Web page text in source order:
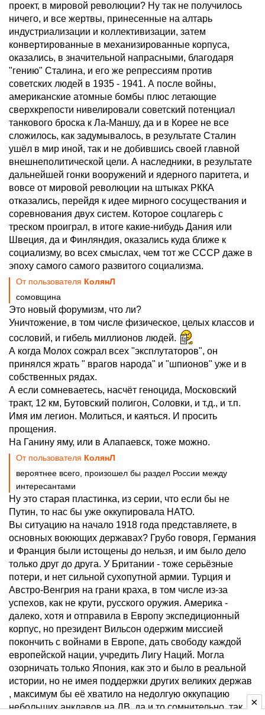
проект, в мировой революции? Ну так не получилось
ничего, и все жертвы, принесенные на алтарь
индустриализации и коллективизации, затем
конвертированные в механизированные корпуса,
оказались, в значительной напрасными, благодаря
"гению" Сталина, и его же репрессиям против
советских людей в 1935 - 1941. А после войны,
американские атомные бомбы плюс летающие
сверхкрепости нивелировали советский потенциал
танкового броска к Ла-Маншу, да и в Корее не все
сложилось, как задумывалось, в результате Сталин
ушёл в мир иной, так и не добившись своей главной
внешнеполитической цели. А наследники, в результате
дальнейшей гонки вооружений и ядерного паритета, и
вовсе от мировой революции на штыках РККА
отказались, перейдя к идее мирного сосуществания и
соревнования двух систем. Которое соцлагерь с
треском проиграл, в итоге какие-нибудь Дания или
Швеция, да и Финляндия, оказались куда ближе к
социализму, во всех смыслах, чем тот же СССР даже в
эпоху самого самого развитого социализма.
От пользователя КолянЛ
сомовщина
Это новый форумизм, что ли?
Уничтожение, в том числе физическое, целых классов и
сословий, и гибель миллионов людей.
А когда Молох сожрал всех "эксплутаторов", он
принялся жрать " врагов народа" и "шпионов" уже и в
собственных рядах.
А если сомневаетесь, насчёт геноцида, Московский
тракт, 12 км, Бутовский полигон, Соловки, и т.д., и т.п.
Имя им легион. Молиться, и каяться. И просить
прощения.
На Ганину яму, или в Алапаевск, тоже можно.
От пользователя КолянЛ
вероятнее всего, произошел бы раздел России между
интересантами
Ну это старая пластинка, из серии, что если бы не
Путин, то нас бы уже оккупировала НАТО.
Вы ситуацию на начало 1918 года представляете, в
основных воюющих державах? Грубо говоря, Германия
и Франция были истощены до нельзя, и им было дело
только друг до друга. У Британии - тоже серьёзные
потери, и нет сильной сухопутной армии. Турция и
Австро-Венгрия на грани краха, в том числе из-за
успехов, как не крути, русского оружия. Америка -
далеко, хотя и отправила в Европу экспедиционный
корпус, но президент Вильсон одержим миссией
покончить с войнами в Европе, дать свободу каждой
европейской нации, учредить Лигу Наций. Могла
озорничать только Япония, как это и было в реальной
истории, но не имея поддержки других великих держав
, максимум бы её хватило на недолгую оккупацию
небольших анклавов на ДВ, да и то сомнительно, так